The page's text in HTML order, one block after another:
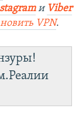
и Viber
VPN.